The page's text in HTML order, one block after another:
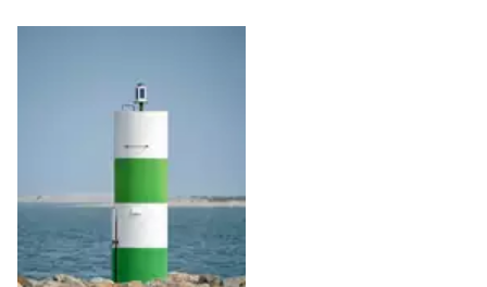
Portugal
Kleinere Häfen
Portugal
Fuseta